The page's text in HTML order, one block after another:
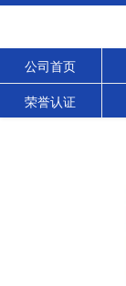
公司首页
荣誉认证